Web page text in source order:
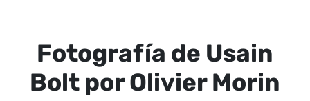
Fotografía de Usain
Bolt por Olivier Morin